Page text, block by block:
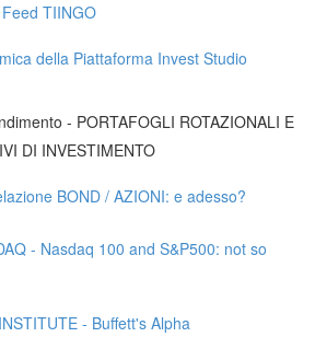
TIINGO
della Piattaforma Invest Studio
- PORTAFOGLI ROTAZIONALI E
DI INVESTIMENTO
BOND / AZIONI: e adesso?
- Nasdaq 100 and S&P500: not so
- Buffett's Alpha